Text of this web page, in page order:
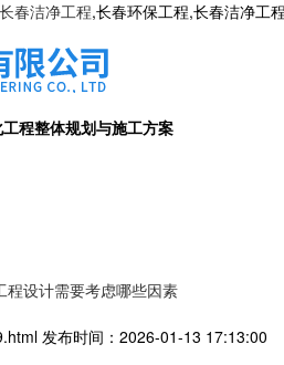
长春洁净工程,长春环保工程,长春洁净工
程整体规划与施工方案
程设计需要考虑哪些因素
发布时间：2026-01-13 17:13:00